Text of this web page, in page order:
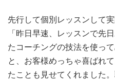
先行して個別レッスンして
「昨日早速、レッスンで先
たコーチングの技法を使っ
と、お客様めっちゃ喜ばれ
たことも見せてくれました